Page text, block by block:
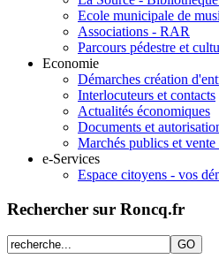
Ecole municipale de
Associations - RAR
Parcours pédestre et
Economie
Démarches création
Interlocuteurs et contacts
Actualités économiques
Documents et
Marchés publics et vente
e-Services
Espace citoyens - vos
Rechercher sur Roncq.fr